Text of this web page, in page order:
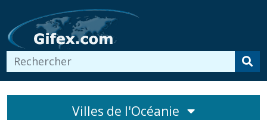
Villes de l'Océanie